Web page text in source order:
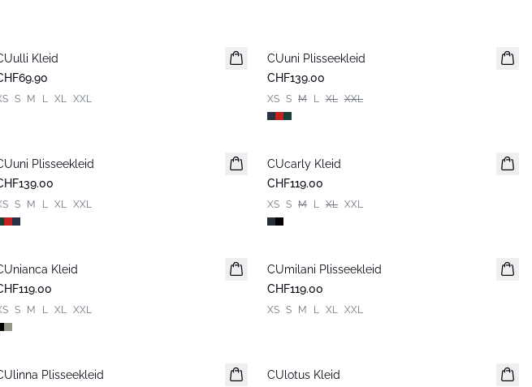
Neuheiten
Kleid
S M L XL XXL
CUuni Plisseekleid
CHF139.00
XS S M L XL XXL
Plisseekleid
S M L XL XXL
CUcarly Kleid
CHF119.00
XS S M L XL XXL
Neuheiten Kleid
S M L XL XXL
Neuheiten
CUmilani Plisseekleid
CHF119.00
XS S M L XL XXL
Plisseekleid
CUlotus Kleid